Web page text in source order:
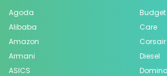
Agoda
Alibaba
Amazon
Armani
ASICS
Budget
Care
Corsair
Diesel